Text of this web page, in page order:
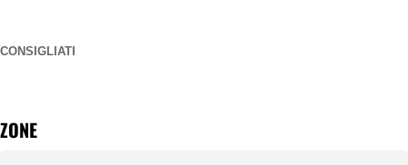
CONSIGLIATI
ZONE